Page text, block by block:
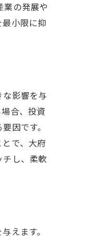
業の発展や
小限に抑
影響を与
合、投資
因です。
で、大府
し、柔軟
えます。